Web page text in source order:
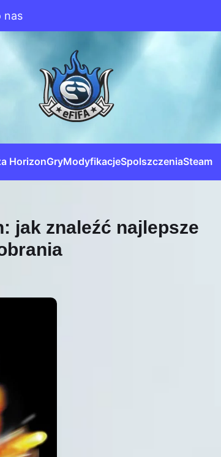
nas
HorizonGryModyfikacjeSpolszczeniaSteam
jak znaleźć najlepsze